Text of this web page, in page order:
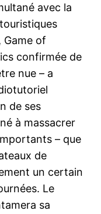
avec la
Game of
confirmée de
nue – a
de ses
à massacrer
– que
de
un certain
Le
sa